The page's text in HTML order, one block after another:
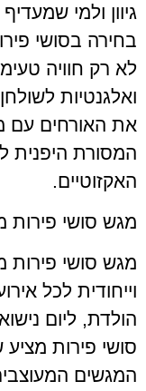
גיוון ולמי
בחירה בסושי
לא רק חוויה
ואלגנטיות
את האורחים עם
המסורת היפנית
האקזוטיים.
מגש סושי פירות
מגש סושי
וייחודית לכל
הולדת, ליום
סושי פירות
המגשים